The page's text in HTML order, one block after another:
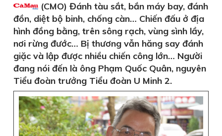
(CMO) Đánh tàu sắt, bắn máy bay, đánh
đồn, diệt bộ binh, chống càn… Chiến đấu ở địa
hình đồng bằng, trên sông rạch, vùng sình lầy,
nơi rừng đước… Bị thương vẫn hăng say đánh
giặc và lập được nhiều chiến công lớn… Người
đang nói đến là ông Phạm Quốc Quân, nguyên
Tiểu đoàn trưởng Tiểu đoàn U Minh 2.